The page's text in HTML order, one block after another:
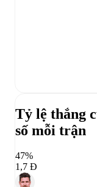
Tỷ lệ thắng
số mỗi trận
47%
1,7 Đ